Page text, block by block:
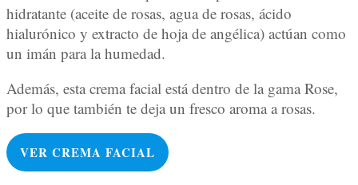
hidratante (aceite de rosas, agua de rosas, ácido
hialurónico y extracto de hoja de angélica) actúan como
un imán para la humedad.
Además, esta crema facial está dentro de la gama Rose,
por lo que también te deja un fresco aroma a rosas.
VER CREMA FACIAL